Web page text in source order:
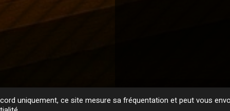
uniquement, ce site mesure sa fréquentation et peut vous